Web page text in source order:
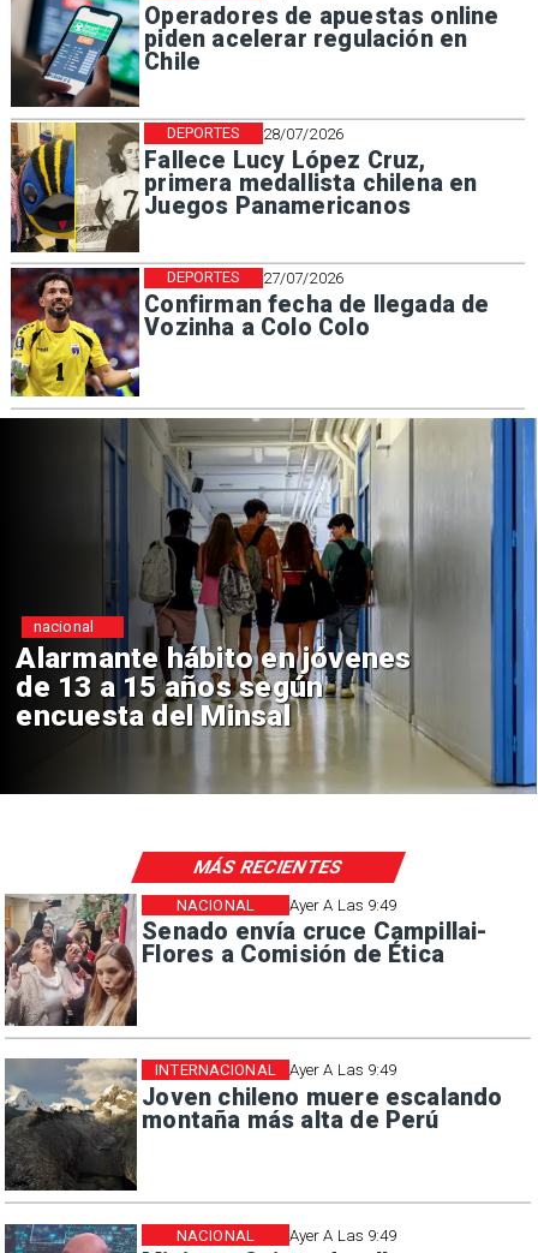
Operadores de apuestas online
piden acelerar regulación en
Chile
28/07/2026
Fallece Lucy López Cruz,
primera medallista chilena en
Juegos Panamericanos
DEPORTES
27/07/2026
Confirman fecha de llegada de
Vozinha a Colo Colo
DEPORTES
Alarmante hábito en jóvenes
de 13 a 15 años según
encuesta del Minsal
nacional
Ayer A Las 9:49
Senado envía cruce Campillai-
Flores a Comisión de Ética
NACIONAL
Ayer A Las 9:49
Joven chileno muere escalando
montaña más alta de Perú
INTERNACIONAL
Ayer A Las 9:49
NACIONAL
MÁS RECIENTES